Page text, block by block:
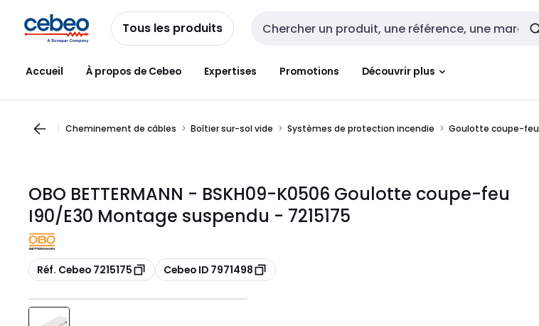
navigationau
contenu
Tous les produits Entrée de recherche
Accueil À propos de Cebeo Expertises Promotions Découvrir plus
Cheminement de câbles Boîtier sur-sol vide Systèmes de protection incendie Goulotte coupe-feu
OBO BETTERMANN - BSKH09-K0506 Goulotte coupe-feu
I90/E30 Montage suspendu - 7215175
Copier
Réf. Cebeo 7215175 Copier
Cebeo ID 7971498